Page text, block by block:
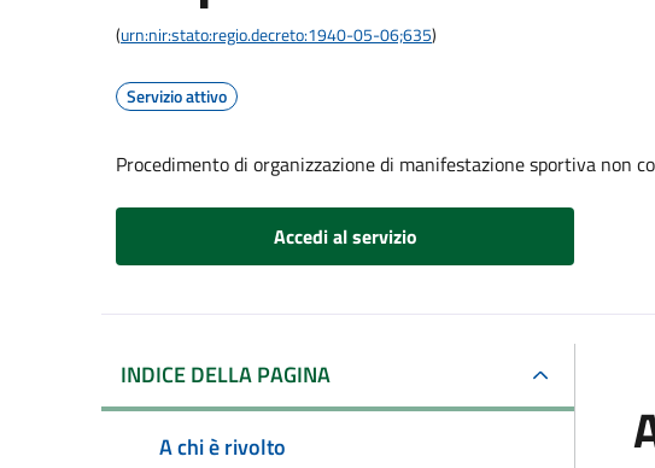
(urn:nir:stato:regio.decreto:1940-05-06;635)
Servizio attivo
Procedimento di organizzazione di manifestazione sportiva non
Accedi al servizio
INDICE DELLA PAGINA
A chi è rivolto